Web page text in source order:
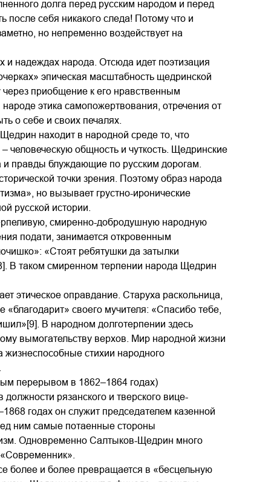
долга перед русским народом и перед
после себя никакого следа! Потому что и
но непременно воздействует на
надеждах народа. Отсюда идет поэтизация
эпическая масштабность щедринской
приобщение к его нравственным
этика самопожертвования, отречения от
о себе и своих печалях.
находит в народной среде то, что
человеческую общность и чуткость. Щедринские
правды блуждающие по русским дорогам.
точки зрения. Поэтому образ народа
но вызывает грустно-иронические
русской истории.
смиренно-добродушную народную
подати, занимается откровенным
«Стоят ребятушки да затылки
В таком смиренном терпении народа Щедрин
этическое оправдание. Старуха раскольница,
своего мучителя: «Спасибо тебе,
В народном долготерпении здесь
вымогательству верхов. Мир народной жизни
жизнеспособные стихии народного
перерывом в 1862–1864 годах)
рязанского и тверского вице-
годах он служит председателем казенной
ним самые потаенные стороны
Одновременно Салтыков-Щедрин много
более и более превращается в «бесцельную